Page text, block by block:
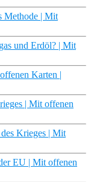
Methode | Mit
und Erdöl? | Mit
Karten |
| Mit offenen
Krieges | Mit
EU | Mit offenen